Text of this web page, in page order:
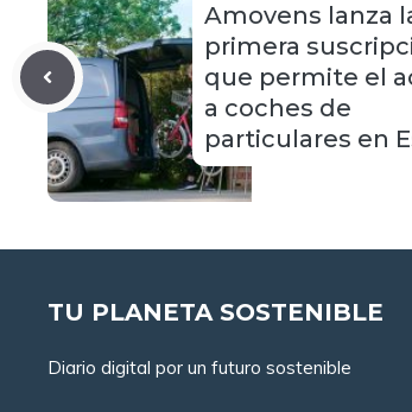
Amovens lanza
primera
que permite el
a coches de
particulares en
TU PLANETA SOSTENIBLE
Diario digital por un futuro sostenible